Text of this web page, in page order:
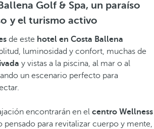
Golf & Spa, un paraíso
y el turismo activo
de este hotel en Costa Ballena
luminosidad y confort, muchas de
y vistas a la piscina, al mar o al
un escenario perfecto para
encontrarán en el centro Wellness
pensado para revitalizar cuerpo y mente,